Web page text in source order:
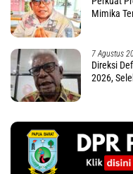
Mimika
7 Agustus
Direksi
2026,